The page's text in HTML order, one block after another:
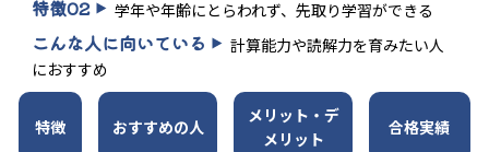
特徴02 学年や年齢にとらわれず、先取り学習ができる
こんな人に向いている
計算能力や読解力を育みたい人
におすすめ
特徴 おすすめの人
メリット・デ
メリット
合格実績